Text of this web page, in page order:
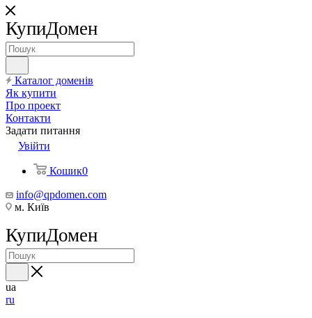
КупиДомен
Каталог доменів
Як купити
Про проект
Контакти
Задати питання
Увійти
Кошик0
info@qpdomen.com
м. Київ
КупиДомен
ua
ru